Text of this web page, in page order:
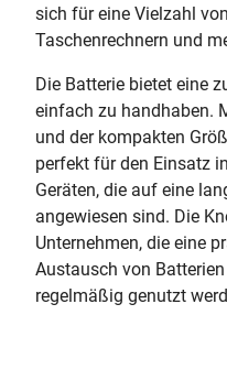
sich für eine Vielzahl
Taschenrechnern und
Die Batterie bietet eine
einfach zu handhaben.
und der kompakten
perfekt für den Einsatz
Geräten, die auf eine
angewiesen sind. Die
Unternehmen, die eine
Austausch von
regelmäßig genutzt